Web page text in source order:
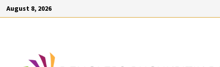
springen
Zum
Inhalt
August 8, 2026